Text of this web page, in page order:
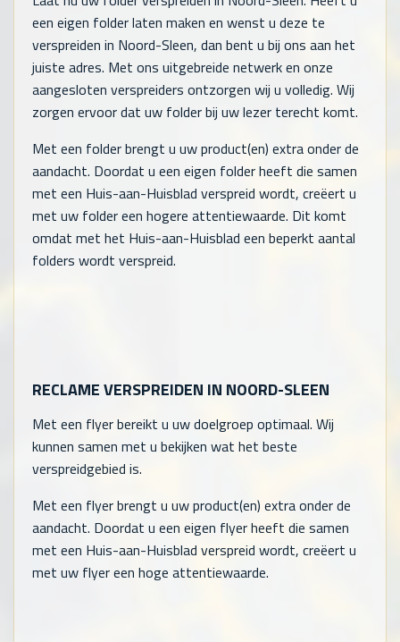
een eigen folder laten maken en wenst u deze te
verspreiden in Noord-Sleen, dan bent u bij ons aan het
juiste adres. Met ons uitgebreide netwerk en onze
aangesloten verspreiders ontzorgen wij u volledig. Wij
zorgen ervoor dat uw folder bij uw lezer terecht komt.
Met een folder brengt u uw product(en) extra onder de
aandacht. Doordat u een eigen folder heeft die samen
met een Huis-aan-Huisblad verspreid wordt, creëert u
met uw folder een hogere attentiewaarde. Dit komt
omdat met het Huis-aan-Huisblad een beperkt aantal
folders wordt verspreid.
RECLAME VERSPREIDEN IN NOORD-SLEEN
Met een flyer bereikt u uw doelgroep optimaal. Wij
kunnen samen met u bekijken wat het beste
verspreidgebied is.
Met een flyer brengt u uw product(en) extra onder de
aandacht. Doordat u een eigen flyer heeft die samen
met een Huis-aan-Huisblad verspreid wordt, creëert u
met uw flyer een hoge attentiewaarde.